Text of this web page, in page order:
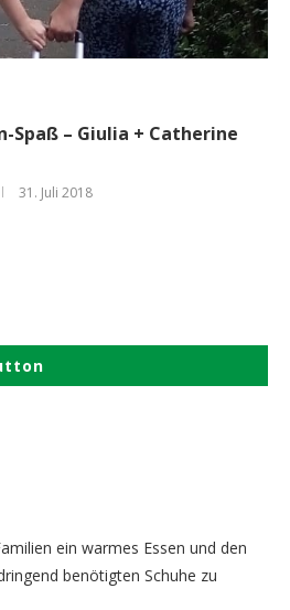
Spaß – Giulia + Catherine
31. Juli 2018
ein warmes Essen und den
benötigten Schuhe zu